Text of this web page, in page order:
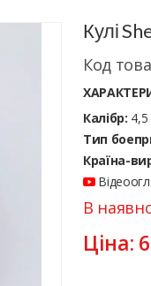
Кулі
Код
Калібр:
Тип
Країна-
В
Ціна: